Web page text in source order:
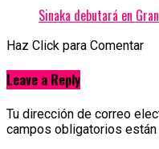
Sinaka debutará en
Haz Click para Comentar
Leave a Reply
Tu dirección de correo
campos obligatorios